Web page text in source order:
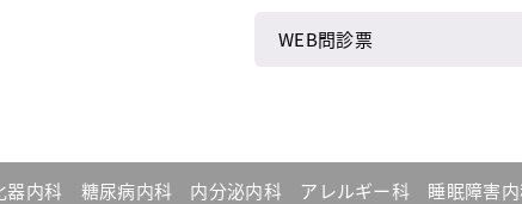
WEB問診票
器内科 糖尿病内科 内分泌内科 アレルギー科 睡眠障害